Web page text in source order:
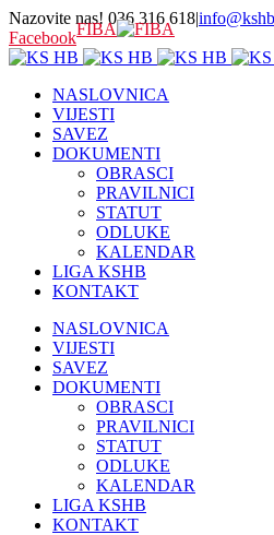
Nazovite nas! 036 316 618|
FacebookFIBA
NASLOVNICA
VIJESTI
SAVEZ
DOKUMENTI
OBRASCI
PRAVILNICI
STATUT
ODLUKE
KALENDAR
LIGA KSHB
KONTAKT
NASLOVNICA
VIJESTI
SAVEZ
DOKUMENTI
OBRASCI
PRAVILNICI
STATUT
ODLUKE
KALENDAR
LIGA KSHB
KONTAKT